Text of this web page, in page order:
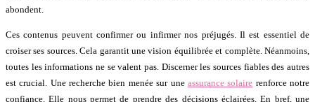
abondent.
Ces contenus peuvent confirmer ou infirmer nos préjugés. Il est essentiel de
croiser ses sources. Cela garantit une vision équilibrée et complète. Néanmoins,
toutes les informations ne se valent pas. Discerner les sources fiables des autres
est crucial. Une recherche bien menée sur une assurance solaire renforce notre
confiance. Elle nous permet de prendre des décisions éclairées. En bref, une